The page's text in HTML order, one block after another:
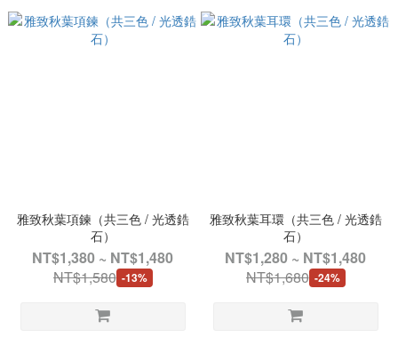
雅致秋葉項鍊（共三色 / 光透鋯
石）
NT$1,380 ~ NT$1,480
NT$1,580 -13%
雅致秋葉耳環（共三色 / 光透鋯
石）
NT$1,280 ~ NT$1,480
NT$1,680 -24%